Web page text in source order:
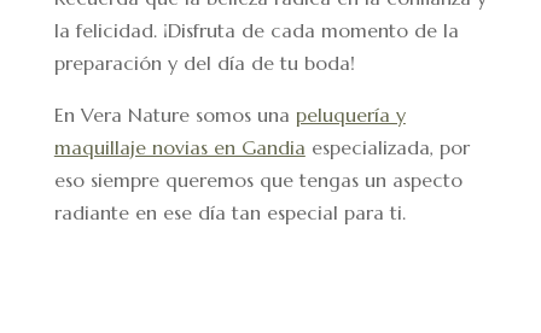
la felicidad. ¡Disfruta de cada momento de la
preparación y del día de tu boda!
En Vera Nature somos una peluquería y
maquillaje novias en Gandia especializada, por
eso siempre queremos que tengas un aspecto
radiante en ese día tan especial para ti.